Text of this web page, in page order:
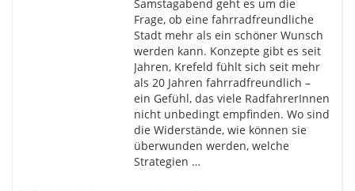
Samstagabend geht es um die
Frage, ob eine fahrradfreundliche
Stadt mehr als ein schöner Wunsch
werden kann. Konzepte gibt es seit
Jahren, Krefeld fühlt sich seit mehr
als 20 Jahren fahrradfreundlich –
ein Gefühl, das viele RadfahrerInnen
nicht unbedingt empfinden. Wo sind
die Widerstände, wie können sie
überwunden werden, welche
Strategien …